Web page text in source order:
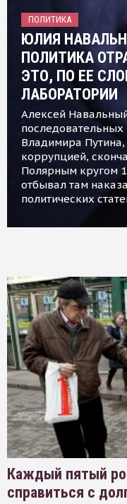
ПОЛИТИКА
ЮЛИЯ
ПОЛИТИКА
ЭТО, ПО ЕЕ
ЛАБОРАТОРИИ
Алексей
Владимира
коррупцией,
Полярным кругом
отбывал там
политических
Каждый пятый
справиться с